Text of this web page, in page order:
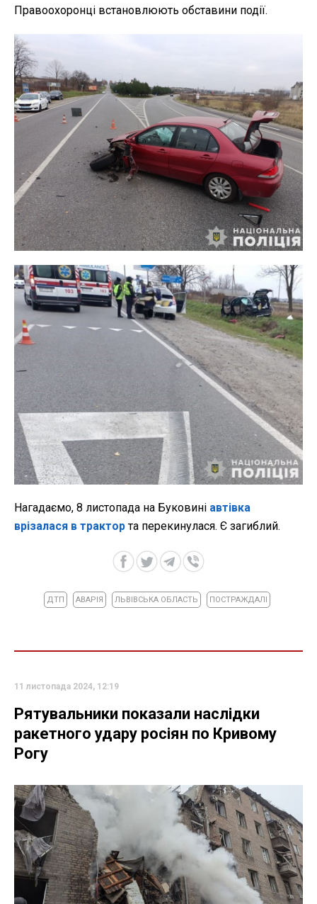
Правоохоронці встановлюють обставини події.
Нагадаємо, 8 листопада на Буковині автівка
врізалася в тракторта перекинулася. Є загиблий.
ДТП АВАРІЯ ЛЬВІВСЬКА ОБЛАСТЬ ПОСТРАЖДАЛІ
11 листопада 2024, 12:19
Рятувальники показали наслідки
ракетного удару росіян по Кривому
Рогу